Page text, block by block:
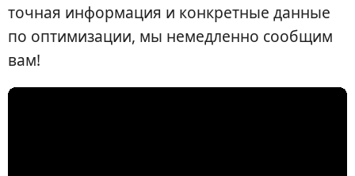
точная информация и конкретные данные
по оптимизации, мы немедленно сообщим
вам!